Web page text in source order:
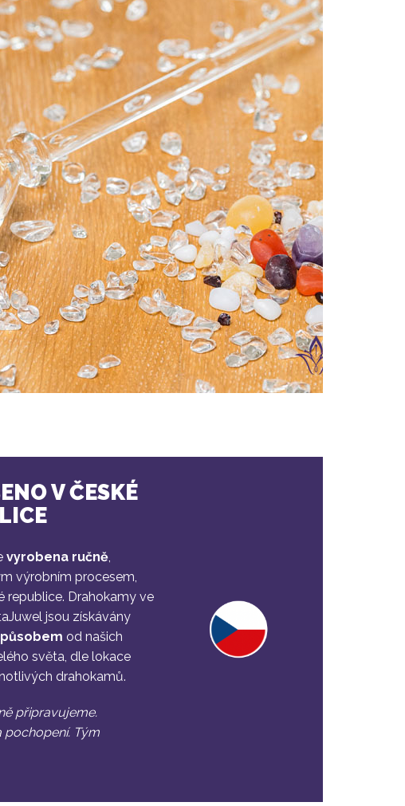
V ČESKÉ
vyrobena ručně,
výrobním procesem,
republice. Drahokamy ve
jsou získávány
od našich
světa, dle lokace
drahokamů.
připravujeme.
pochopení. Tým